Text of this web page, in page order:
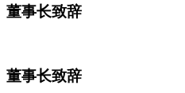
董事长致辞
董事长致辞